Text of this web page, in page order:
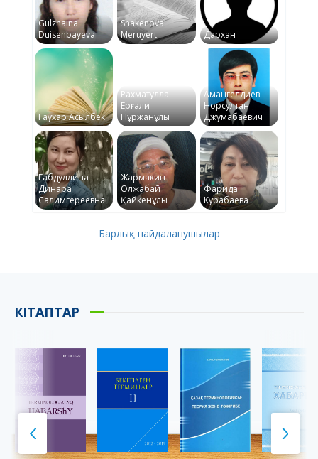
Gulzhaina
Duisenbayeva
Shakenova
Meruyert
Дархан
Гаухар Асылбек
Рахматулла
Ерғали
Нұржанұлы
Амангелдиев
Норсултан
Джумабаевич
Габдуллина
Динара
Салимгереевна
Жармакин
Олжабай
Қайкенұлы
Фарида
Курабаева
Барлық пайдаланушылар
КІТАПТАР